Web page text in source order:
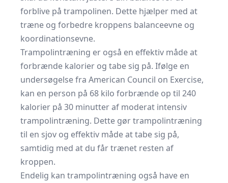
forblive på trampolinen. Dette hjælper med at
træne og forbedre kroppens balanceevne og
koordinationsevne.
Trampolintræning er også en effektiv måde at
forbrænde kalorier og tabe sig på. Ifølge en
undersøgelse fra American Council on Exercise,
kan en person på 68 kilo forbrænde op til 240
kalorier på 30 minutter af moderat intensiv
trampolintræning. Dette gør trampolintræning
til en sjov og effektiv måde at tabe sig på,
samtidig med at du får trænet resten af
kroppen.
Endelig kan trampolintræning også have en